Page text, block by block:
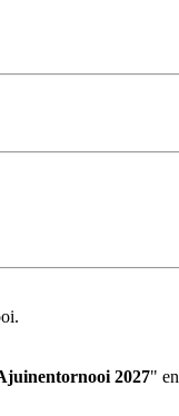
2027" en